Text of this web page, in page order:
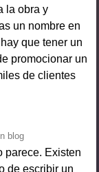
la obra y
un nombre en
que tener un
promocionar un
de clientes
blog
parece. Existen
de escribir un